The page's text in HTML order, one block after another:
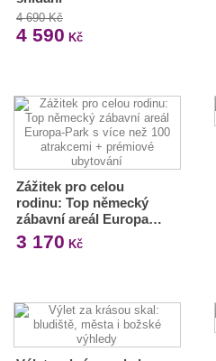
4 690 Kč
4 590 Kč
Zážitek pro celou
rodinu: Top německý
zábavní areál Europa…
3 170 Kč